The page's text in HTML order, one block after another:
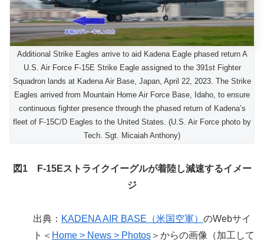
Additional Strike Eagles arrive to aid Kadena Eagle phased return A
U.S. Air Force F-15E Strike Eagle assigned to the 391st Fighter
Squadron lands at Kadena Air Base, Japan, April 22, 2023. The Strike
Eagles arrived from Mountain Home Air Force Base, Idaho, to ensure
continuous fighter presence through the phased return of Kadena’s
fleet of F-15C/D Eagles to the United States. (U.S. Air Force photo by
Tech. Sgt. Micaiah Anthony)
図1 F-15Eストライクイーグルが着陸し減速するイメー
ジ
出典： KADENA AIR BASE（米国空軍） のWebサイ
ト＜ Home > News > Photos ＞からの画像（加工して